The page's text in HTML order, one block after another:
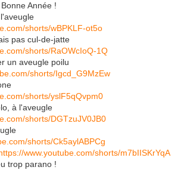
Année !
shorts/wBPKLF-ot5o
pas cul-de-jatte
shorts/RaOWcIoQ-1Q
un aveugle poilu
shorts/Igcd_G9MzEw
shorts/yslF5qQvpm0
à l'aveugle
shorts/DGTzuJV0JB0
shorts/Ck5aylABPCg
www.youtube.com/shorts/m7bIISKrYqA
trop parano !